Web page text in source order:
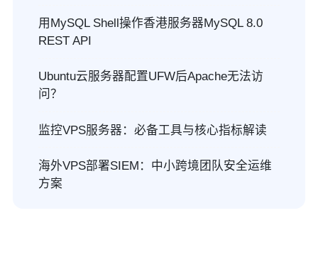
用MySQL Shell操作香港服务器MySQL 8.0
REST API
Ubuntu云服务器配置UFW后Apache无法访
问？
监控VPS服务器：必备工具与核心指标解读
海外VPS部署SIEM：中小跨境团队安全运维
方案